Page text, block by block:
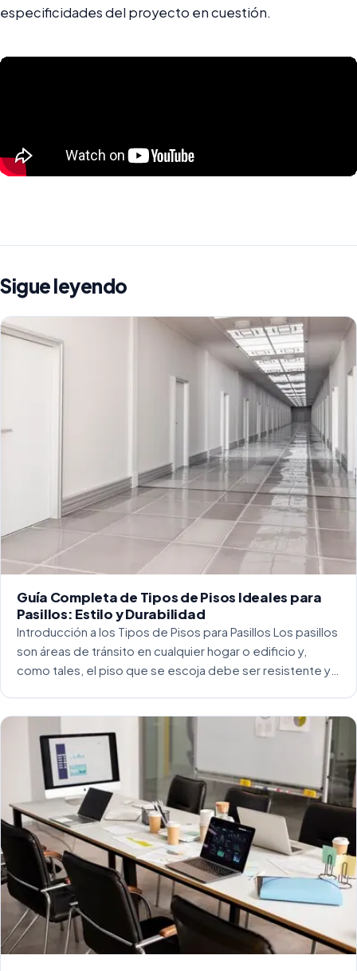
especificidades del proyecto en cuestión.
Sigue leyendo
Guía Completa de Tipos de Pisos Ideales para
Pasillos: Estilo y Durabilidad
Introducción a los Tipos de Pisos para Pasillos Los pasillos
son áreas de tránsito en cualquier hogar o edificio y,
como tales, el piso que se escoja debe ser resistente y